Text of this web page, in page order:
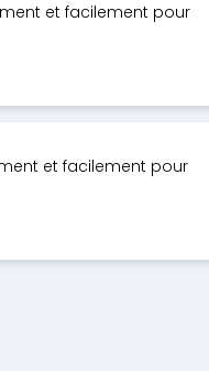
et facilement pour
et facilement pour